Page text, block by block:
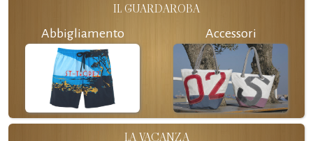
IL GUARDAROBA
Abbigliamento Accessori
LA VACANZA